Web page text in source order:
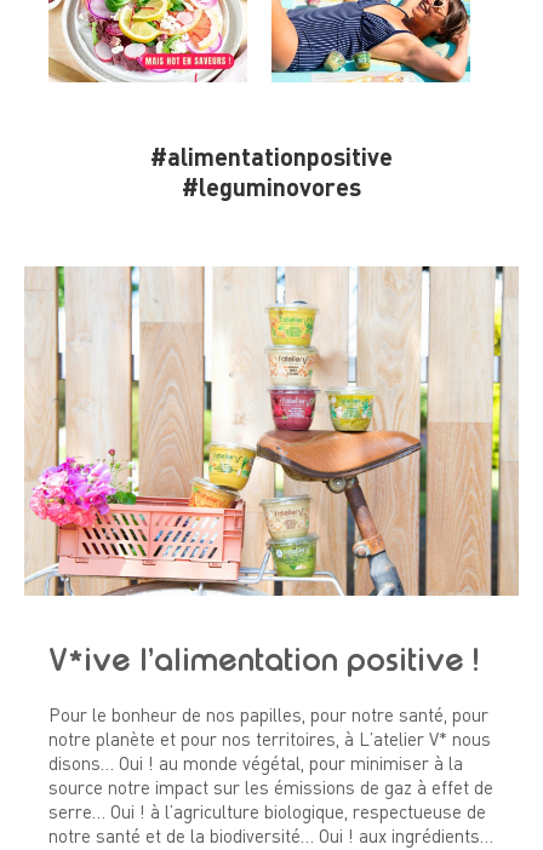
#alimentationpositive
#leguminovores
V*ive l’alimentation positive !
Pour le bonheur de nos papilles, pour notre santé, pour
notre planète et pour nos territoires, à L’atelier V* nous
disons… Oui ! au monde végétal, pour minimiser à la
source notre impact sur les émissions de gaz à effet de
serre… Oui ! à l’agriculture biologique, respectueuse de
notre santé et de la biodiversité… Oui ! aux ingrédients…